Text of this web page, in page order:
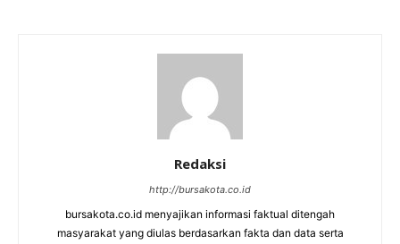
Redaksi
http://bursakota.co.id
bursakota.co.id menyajikan informasi faktual ditengah
masyarakat yang diulas berdasarkan fakta dan data serta